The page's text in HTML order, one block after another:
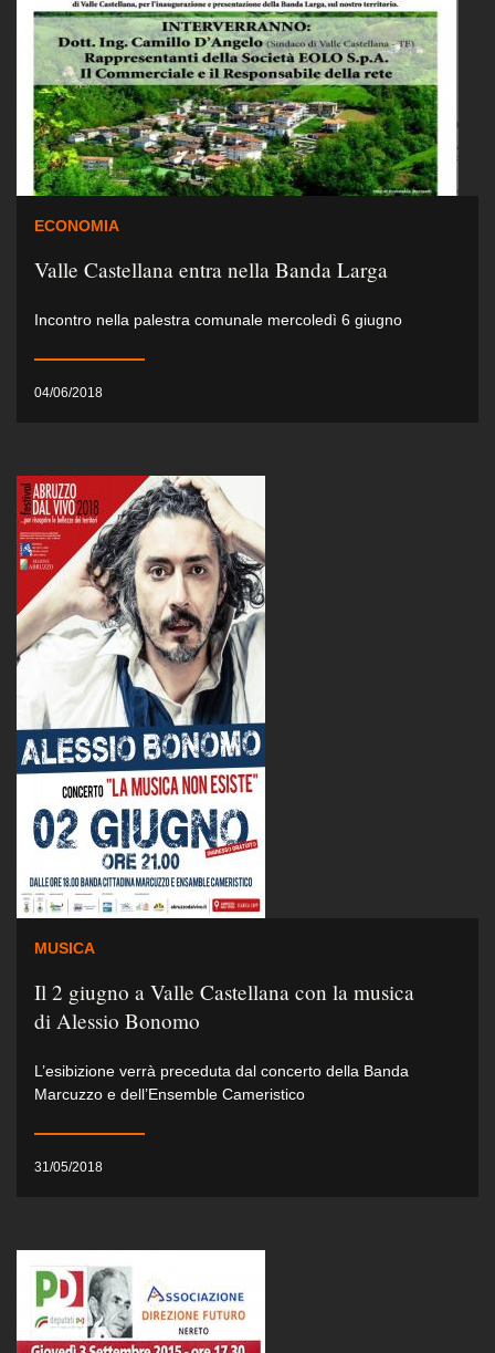
ECONOMIA
Valle Castellana entra nella Banda Larga
Incontro nella palestra comunale mercoledì 6 giugno
04/06/2018
MUSICA
Il 2 giugno a Valle Castellana con la musica
di Alessio Bonomo
L’esibizione verrà preceduta dal concerto della Banda
Marcuzzo e dell’Ensemble Cameristico
31/05/2018